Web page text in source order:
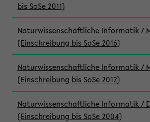
bis SoSe 2011)
Naturwissenschaftliche Informatik /
(Einschreibung bis SoSe 2016)
Naturwissenschaftliche Informatik /
(Einschreibung bis SoSe 2012)
Naturwissenschaftliche Informatik /
(Einschreibung bis SoSe 2004)